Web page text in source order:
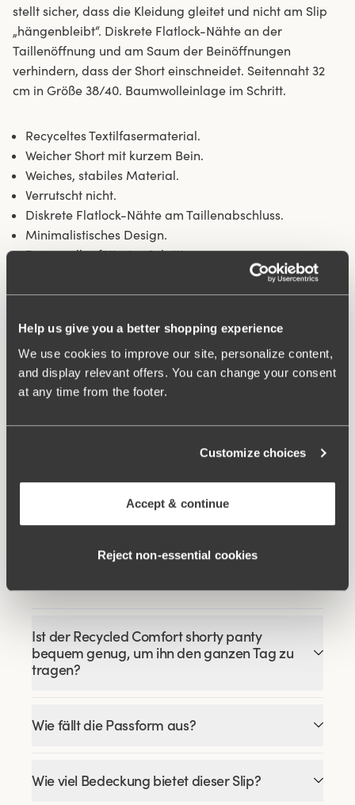
Help us give you a better shopping experience
We use cookies to improve our site, personalize content,
and display relevant offers. You can change your consent
at any time from the footer.
Customize choices
Accept & continue
Reject non‑essential cookies
stellt sicher, dass die Kleidung gleitet und nicht am Slip
„hängenbleibt“. Diskrete Flatlock-Nähte an der
Taillenöffnung und am Saum der Beinöffnungen
verhindern, dass der Short einschneidet. Seitennaht 32
cm in Größe 38/40. Baumwolleinlage im Schritt.
Recyceltes Textilfasermaterial.
Weicher Short mit kurzem Bein.
Weiches, stabiles Material.
Verrutscht nicht.
Diskrete Flatlock-Nähte am Taillenabschluss.
Minimalistisches Design.
Baumwollgefütterter Schritt.
Artikel-ID 843302
Ähnliche Produkte
Viewing image 1 of 6
Besonders Breiter Rücken
Stay Fresh mit
€64.99
€43.99€54.99
Ist der Recycled Comfort shorty panty
bequem genug, um ihn den ganzen Tag zu
tragen?
Wie fällt die Passform aus?
Wie viel Bedeckung bietet dieser Slip?